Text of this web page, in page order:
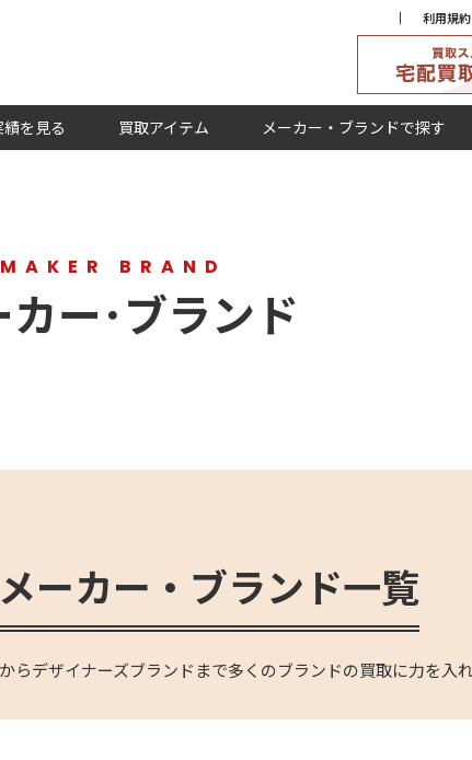
利用規約
績を見る 買取アイテム メーカー・ブランドで探す
MAKER BRAND
カー･ブランド
ーカー・ブランド一覧
らデザイナーズブランドまで多くのブランドの買取に力を入れ